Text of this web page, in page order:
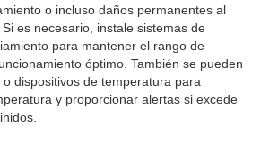
o incluso daños permanentes al
es necesario, instale sistemas de
para mantener el rango de
óptimo. También se pueden
dispositivos de temperatura para
y proporcionar alertas si excede